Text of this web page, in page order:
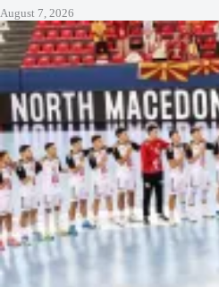
August 7, 2026